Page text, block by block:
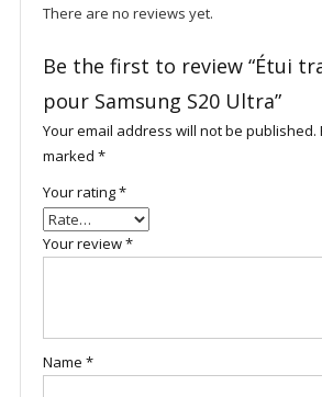
There are no reviews yet.
Be the first to review “Étui
pour Samsung S20 Ultra”
Your email address will not be published.
marked *
Your rating*
Your review*
Name *